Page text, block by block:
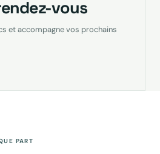
vous
et accompagne vos prochains
PART